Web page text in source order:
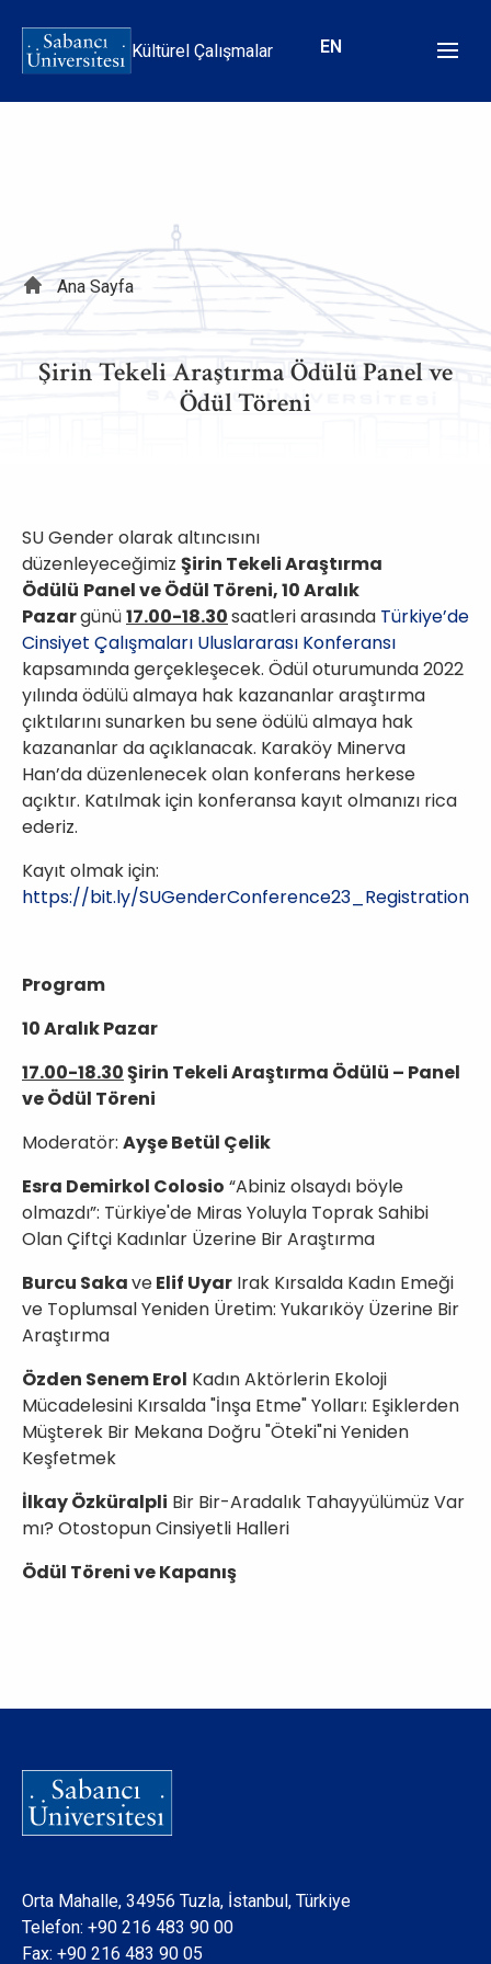
içeriğe
Kültürel Çalışmalar EN
Sayfa
yolu
Ana Sayfa
Şirin Tekeli Araştırma Ödülü Panel ve
Ödül Töreni
SU Gender olarak altıncısını
düzenleyeceğimiz Şirin Tekeli Araştırma
Ödülü Panelve Ödül Töreni, 10 Aralık
Pazargünü17.00-18.30saatleri arasında Türkiye’de
Cinsiyet Çalışmaları Uluslararası Konferansı
kapsamında gerçekleşecek. Ödül oturumunda 2022
yılında ödülü almaya hak kazananlar araştırma
çıktılarını sunarken bu sene ödülü almaya hak
kazananlar da açıklanacak. Karaköy Minerva
Han’da düzenlenecek olan konferans herkese
açıktır. Katılmak için konferansa kayıt olmanızı rica
ederiz.
Kayıt olmak için:
https://bit.ly/SUGenderConference23_Registration
Program
10 Aralık Pazar
17.00-18.30Şirin Tekeli Araştırma Ödülü – Panel
ve Ödül Töreni
Moderatör: Ayşe Betül Çelik
Esra Demirkol Colosio “Abiniz olsaydı böyle
olmazdı”: Türkiye'de Miras Yoluyla Toprak Sahibi
Olan Çiftçi Kadınlar Üzerine Bir Araştırma
Burcu SakaveElif Uyar Irak Kırsalda Kadın Emeği
ve Toplumsal Yeniden Üretim: Yukarıköy Üzerine Bir
Araştırma
Özden Senem Erol Kadın Aktörlerin Ekoloji
Mücadelesini Kırsalda "İnşa Etme" Yolları: Eşiklerden
Müşterek Bir Mekana Doğru "Öteki"ni Yeniden
Keşfetmek
İlkay Özküralpli Bir Bir-Aradalık Tahayyülümüz Var
mı? Otostopun Cinsiyetli Halleri
Ödül Töreni ve Kapanış
Orta Mahalle, 34956 Tuzla, İstanbul, Türkiye
Telefon: +90 216 483 90 00
Fax: +90 216 483 90 05